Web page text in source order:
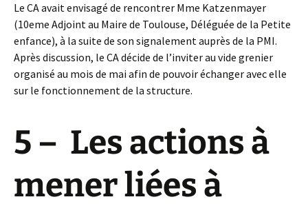
Le CA avait envisagé de rencontrer Mme Katzenmayer
(10eme Adjoint au Maire de Toulouse, Déléguée de la Petite
enfance), à la suite de son signalement auprès de la PMI.
Après discussion, le CA décide de l’inviter au vide grenier
organisé au mois de mai afin de pouvoir échanger avec elle
sur le fonctionnement de la structure.
5 – Les actions à
mener liées à